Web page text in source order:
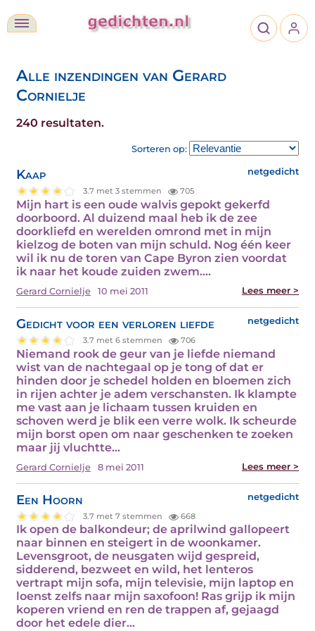
Alle inzendingen van Gerard
Cornielje
240 resultaten.
Sorteren op:
Kaap netgedicht
3.7 met 3 stemmen 705
Mijn hart is een oude walvis gepokt gekerfd
doorboord. Al duizend maal heb ik de zee
doorkliefd en werelden omrond met in mijn
kielzog de boten van mijn schuld. Nog één keer
wil ik nu de toren van Cape Byron zien voordat
ik naar het koude zuiden zwem.…
Gerard Cornielje 10 mei 2011 Lees meer >
Gedicht voor een verloren liefde netgedicht
3.7 met 6 stemmen 706
Niemand rook de geur van je liefde niemand
wist van de nachtegaal op je tong of dat er
hinden door je schedel holden en bloemen zich
in rijen achter je adem verschansten. Ik klampte
me vast aan je lichaam tussen kruiden en
schoven werd je blik een verre wolk. Ik scheurde
mijn borst open om naar geschenken te zoeken
maar jij vluchtte…
Gerard Cornielje 8 mei 2011 Lees meer >
Een Hoorn netgedicht
3.7 met 7 stemmen 668
Ik open de balkondeur; de aprilwind gallopeert
naar binnen en steigert in de woonkamer.
Levensgroot, de neusgaten wijd gespreid,
sidderend, bezweet en wild, het lenteros
vertrapt mijn sofa, mijn televisie, mijn laptop en
loenst zelfs naar mijn saxofoon! Ras grijp ik mijn
koperen vriend en ren de trappen af, gejaagd
door het edele dier…